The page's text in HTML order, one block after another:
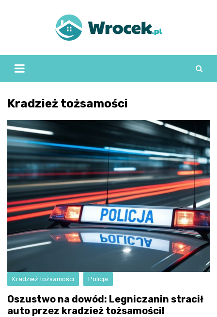
Kradzież tożsamości
Kradzież tożsamości Policja
Oszustwo na dowód: Legniczanin stracił
auto przez kradzież tożsamości!